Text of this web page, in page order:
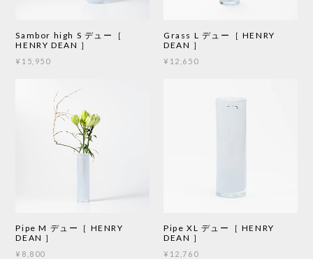
Sambor high S デュー［
HENRY DEAN ］
¥15,950
Grass L デュー［ HENRY
DEAN ］
¥12,650
Pipe M デュー［ HENRY
DEAN ］
¥8,800
Pipe XL デュー［ HENRY
DEAN ］
¥12,760